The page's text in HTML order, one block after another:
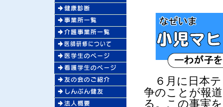
６月に日本テ
争のことが報
る。この事実